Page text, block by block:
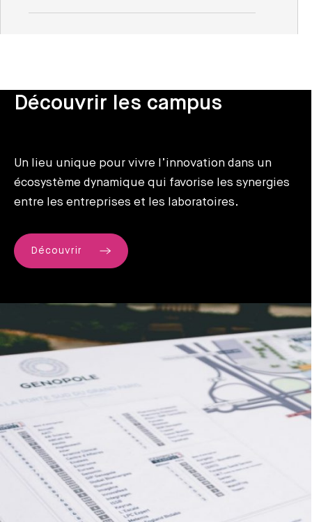
Découvrir les campus
Un lieu unique pour vivre l’innovation dans un
écosystème dynamique qui favorise les synergies
entre les entreprises et les laboratoires.
Découvrir